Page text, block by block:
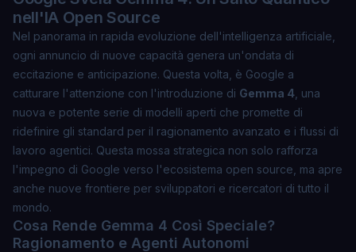
nell'IA Open Source
Nel panorama in rapida evoluzione dell'intelligenza artificiale,
ogni annuncio di nuove capacità genera un'ondata di
eccitazione e anticipazione. Questa volta, è Google a
catturare l'attenzione con l'introduzione di Gemma 4 , una
nuova e potente serie di modelli aperti che promette di
ridefinire gli standard per il ragionamento avanzato e i flussi di
lavoro agentici. Questa mossa strategica non solo rafforza
l'impegno di Google verso l'ecosistema open source, ma apre
anche nuove frontiere per sviluppatori e ricercatori di tutto il
mondo.
Cosa Rende Gemma 4 Così Speciale?
Ragionamento e Agenti Autonomi